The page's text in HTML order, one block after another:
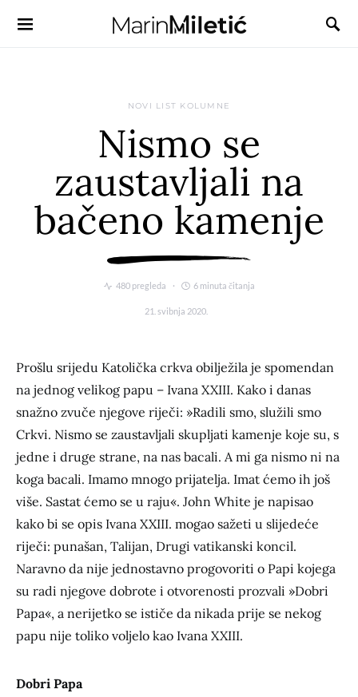
NOVI LIST KOLUMNE
Nismo se
zaustavljali na
bačeno kamenje
480 pregleda 6 minuta čitanja
21. svibnja 2020.
Prošlu srijedu Katolička crkva obilježila je spomendan
na jednog velikog papu – Ivana XXIII. Kako i danas
snažno zvuče njegove riječi: »Radili smo, služili smo
Crkvi. Nismo se zaustavljali skupljati kamenje koje su, s
jedne i druge strane, na nas bacali. A mi ga nismo ni na
koga bacali. Imamo mnogo prijatelja. Imat ćemo ih još
više. Sastat ćemo se u raju«. John White je napisao
kako bi se opis Ivana XXIII. mogao sažeti u slijedeće
riječi: punašan, Talijan, Drugi vatikanski koncil.
Naravno da nije jednostavno progovoriti o Papi kojega
su radi njegove dobrote i otvorenosti prozvali »Dobri
Papa«, a nerijetko se ističe da nikada prije se nekog
papu nije toliko voljelo kao Ivana XXIII.
Dobri Papa